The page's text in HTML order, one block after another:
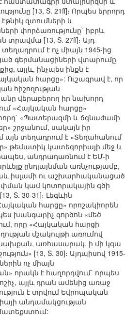
[13, S. 21ff]։ Որպես երրորդ
զտումների և
փորձառությունը` իբրև
[13, S. 27ff]։ Այդ
է ոչ միայն 1945-ից
գերմանացիների վտարումը
այլև, ինչպես ինքն է
հարցը»: Ուշագրավ է, որ
հիշողության
վերաբերող իր նախորդ
«Հայկական հարցը»
«Պատերազմի և ճգնաժամի
շրջանում, սակայն իր
այն տեղադրում է «Տեղահանում
թեմատիկ կատեգորիայի մեջ և
անդրադառնում է ԵՄ-ի
ընդլայնման առնչությամբ,
իսլամի ու աշխարհականացած
կամ կոտորակային գծի
S. 30-31]։ Լեգևին
հարցը» որոշակիորեն
խանգարիչ գործոն «մեծ
որը «Հայկական հարցի
մշակույթի առումով
առհասարակ, ի մի կգա
[13, S. 30]։ Այդպիսով 1915-
ոչ միայն
որակն է հաղորդվում` որպես
այլև դրան ամենից առաջ
է տրվում Եվրոպական
անդամակցության